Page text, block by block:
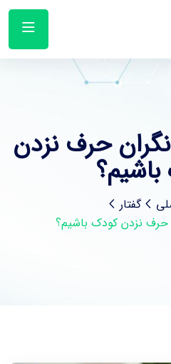
حرف نزدن
گفتار
حرف نزدن کودک باشیم؟